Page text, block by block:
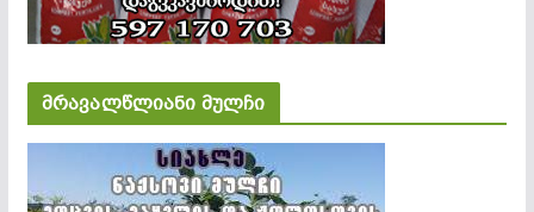
მრავალწლიანი მულჩი